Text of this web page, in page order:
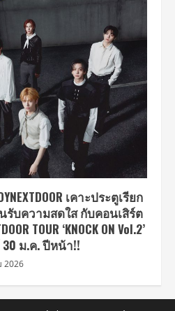
เคาะประตูเรียก
นรับความสดใส กับคอนเสิร์ต
TOUR ‘KNOCK ON Vol.2’
30 ม.ค. ปีหน้า!!
2026